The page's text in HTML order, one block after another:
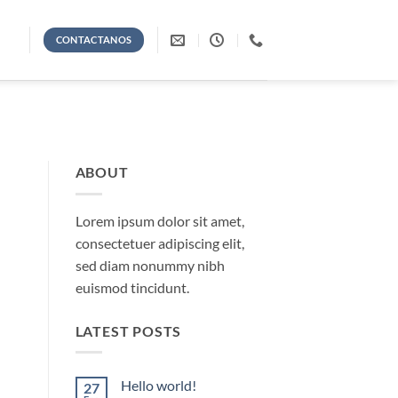
CONTACTANOS
ABOUT
Lorem ipsum dolor sit amet,
consectetuer adipiscing elit,
sed diam nonummy nibh
euismod tincidunt.
LATEST POSTS
27 Hello world!